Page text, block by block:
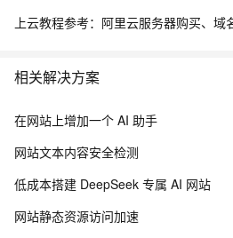
相关解决方案
在网站上增加一个 AI 助手
网站文本内容安全检测
低成本搭建 DeepSeek 专属 AI 网站
网站静态资源访问加速